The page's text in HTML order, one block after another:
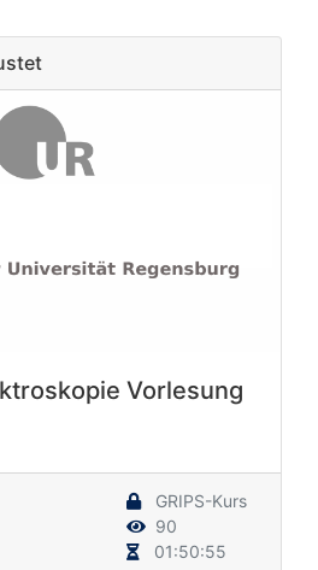
Vorlesung
GRIPS-Kurs
90
01:50:55